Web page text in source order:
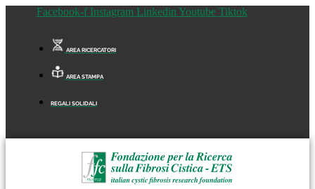
Facebook-f Instagram Linkedin Youtube Tiktok
AREA RICERCATORI
AREA STAMPA
REGALI SOLIDALI